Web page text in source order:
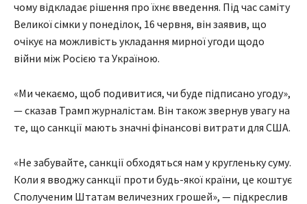
чому відкладає рішення про їхнє введення. Під час саміту
Великої сімки у понеділок, 16 червня, він заявив, що
очікує на можливість укладання мирної угоди щодо
війни між Росією та Україною.
«Ми чекаємо, щоб подивитися, чи буде підписано угоду»,
— сказав Трамп журналістам. Він також звернув увагу на
те, що санкції мають значні фінансові витрати для США.
«Не забувайте, санкції обходяться нам у кругленьку суму.
Коли я вводжу санкції проти будь-якої країни, це коштує
Сполученим Штатам величезних грошей», — підкреслив